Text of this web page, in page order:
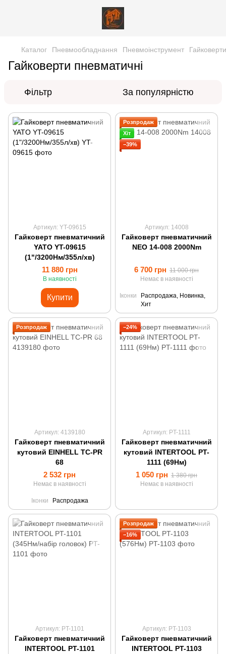
Каталог Пневмообладнання Пневмоінструмент
Гайковерти пневматичні
Фільтр За популярністю
Артикул: YT-09615
Гайковерт пневматичний
YATO YT-09615
(1"/3200Нм/355л/хв)
11 880 грн
В наявності
Купити
Розпродаж
Хіт
−39%
Артикул: 14008
Гайковерт пневматичний
NEO 14-008 2000Nm
6 700 грн 11 000 грн
Немає в наявності
Іконки
Распродажа, Новинка,
Хит
Розпродаж
Артикул: 4139180
Гайковерт пневматичний
кутовий EINHELL TC-PR
68
2 532 грн
Немає в наявності
Іконки Распродажа
−24%
Артикул: PT-1111
Гайковерт пневматичний
кутовий INTERTOOL PT-
1111 (69Нм)
1 050 грн 1 380 грн
Немає в наявності
Артикул: PT-1101
Гайковерт пневматичний
INTERTOOL PT-1101
Розпродаж
−16%
Артикул: PT-1103
Гайковерт пневматичний
INTERTOOL PT-1103